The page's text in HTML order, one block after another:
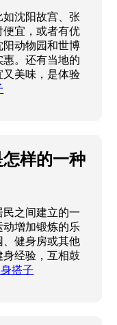
沈阳故宫、张
便宜，或者有优
动物园和世博
。还有当地的
美味，是体验
样的一种
之间建立的一
增加锻炼的乐
、健身房或其他
经验，互相鼓
搭子